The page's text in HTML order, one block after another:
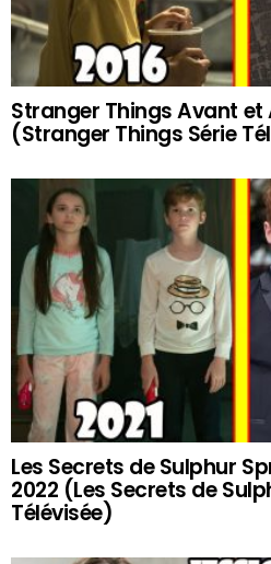
Stranger Things Avant et
(Stranger Things Série
Les Secrets de Sulphur
2022 (Les Secrets de
Télévisée)